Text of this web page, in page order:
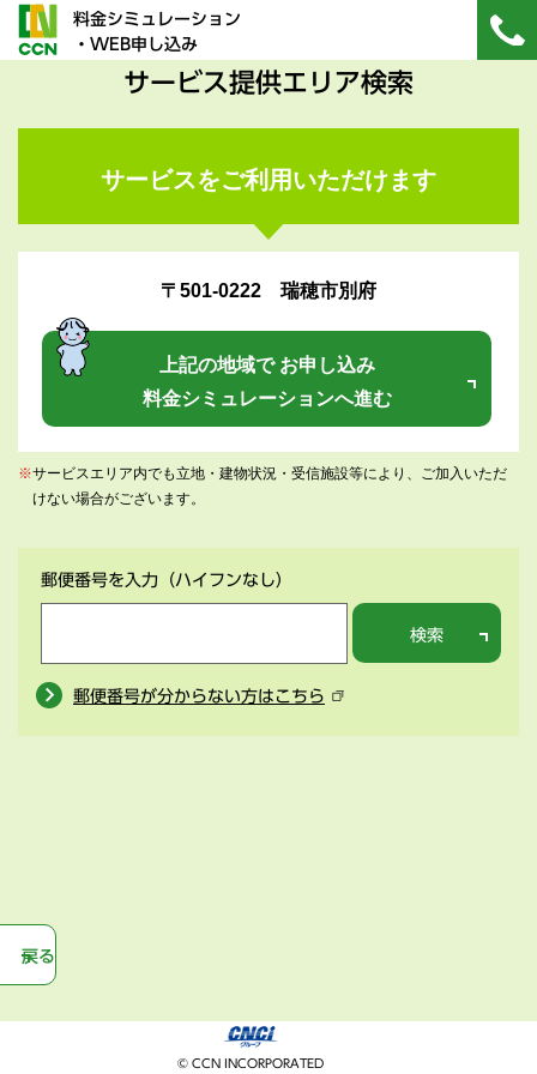
料金シミュレーション
・WEB申し込み
サービス提供エリア検索
サービスをご利用いただけます
〒501-0222 瑞穂市別府
上記の地域で お申し込み
料金シミュレーションへ進む
※サービスエリア内でも立地・建物状況・受信施設等により、ご加入いただ
けない場合がございます。
郵便番号を入力 （ハイフンなし）
検索
郵便番号が分からない方はこちら
戻る
© CCN INCORPORATED